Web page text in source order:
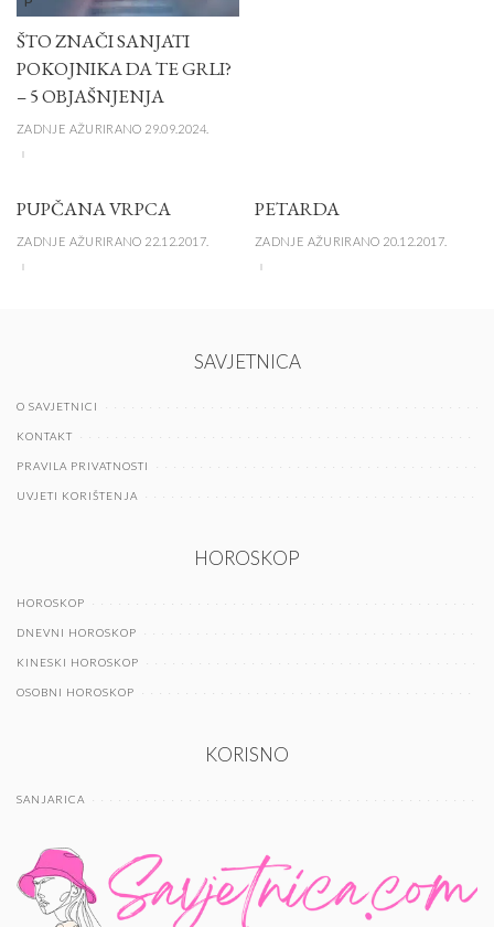
ŠTO ZNAČI SANJATI
POKOJNIKA DA TE GRLI?
– 5 OBJAŠNJENJA
ZADNJE AŽURIRANO 29.09.2024.
PUPČANA VRPCA
ZADNJE AŽURIRANO 22.12.2017.
PETARDA
ZADNJE AŽURIRANO 20.12.2017.
SAVJETNICA
O SAVJETNICI
KONTAKT
PRAVILA PRIVATNOSTI
UVJETI KORIŠTENJA
HOROSKOP
HOROSKOP
DNEVNI HOROSKOP
KINESKI HOROSKOP
OSOBNI HOROSKOP
KORISNO
SANJARICA